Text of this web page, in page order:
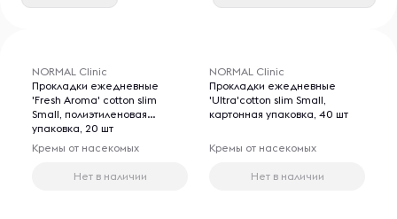
NORMAL Clinic
Прокладки ежедневные
'Fresh Aroma' cotton slim
Small, полиэтиленовая
упаковка, 20 шт
Кремы от насекомых
Нет в наличии
NORMAL Clinic
Прокладки ежедневные
'Ultra'cotton slim Small,
картонная упаковка, 40 шт
Кремы от насекомых
Нет в наличии